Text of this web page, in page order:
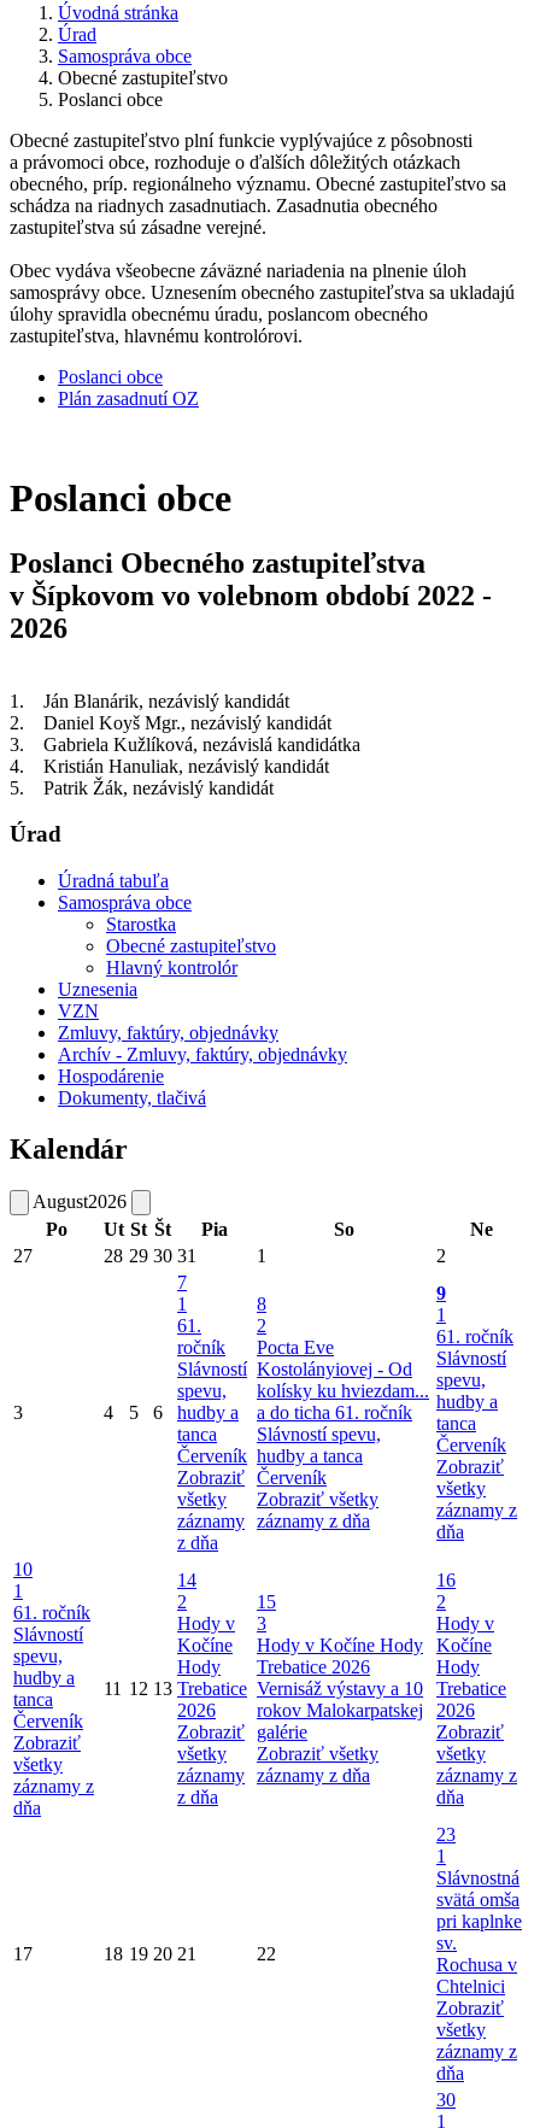
Úvodná stránka
Úrad
Samospráva obce
Obecné zastupiteľstvo
Poslanci obce
Obecné zastupiteľstvo plní funkcie vyplývajúce z pôsobnosti
a právomoci obce, rozhoduje o ďalších dôležitých otázkach
obecného, príp. regionálneho významu. Obecné zastupiteľstvo sa
schádza na riadnych zasadnutiach. Zasadnutia obecného
zastupiteľstva sú zásadne verejné.
Obec vydáva všeobecne záväzné nariadenia na plnenie úloh
samosprávy obce. Uznesením obecného zastupiteľstva sa ukladajú
úlohy spravidla obecnému úradu, poslancom obecného
zastupiteľstva, hlavnému kontrolórovi.
Poslanci obce
Plán zasadnutí OZ
Poslanci obce
Poslanci Obecného zastupiteľstva
v Šípkovom vo volebnom období 2022 -
2026
1. Ján Blanárik, nezávislý kandidát
2. Daniel Koyš Mgr., nezávislý kandidát
3. Gabriela Kužlíková, nezávislá kandidátka
4. Kristián Hanuliak, nezávislý kandidát
5. Patrik Žák, nezávislý kandidát
Úrad
Úradná tabuľa
Samospráva obce
Starostka
Obecné zastupiteľstvo
Hlavný kontrolór
Uznesenia
VZN
Zmluvy, faktúry, objednávky
Archív - Zmluvy, faktúry, objednávky
Hospodárenie
Dokumenty, tlačivá
Kalendár
August2026
Po
Ut St Št Pia So
Ne
27
28 29 30 31 1 2
3 4 5 6
7
1
61.
ročník
Slávností
spevu,
hudby a
tanca
Červeník
Zobraziť
všetky
záznamy
z dňa
8
2
Pocta Eve
Kostolányiovej - Od
kolísky ku hviezdam...
a do ticha 61. ročník
Slávností spevu,
hudby a tanca
Červeník
Zobraziť všetky
záznamy z dňa
9
1
61. ročník
Slávností
spevu,
hudby a
tanca
Červeník
Zobraziť
všetky
záznamy z
dňa
10
1
61. ročník
Slávností
spevu,
hudby a
tanca
Červeník
Zobraziť
všetky
záznamy z
dňa
11 12 13
14
2
Hody v
Kočíne
Hody
Trebatice
2026
Zobraziť
všetky
záznamy
z dňa
15
3
Hody v Kočíne Hody
Trebatice 2026
Vernisáž výstavy a 10
rokov Malokarpatskej
galérie
Zobraziť všetky
záznamy z dňa
16
2
Hody v
Kočíne
Hody
Trebatice
2026
Zobraziť
všetky
záznamy z
dňa
17 18 19 20 21 22
23
1
Slávnostná
svätá omša
pri kaplnke
sv.
Rochusa v
Chtelnici
Zobraziť
všetky
záznamy z
dňa
30
1